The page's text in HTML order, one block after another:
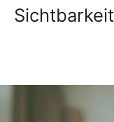
Sichtbarkeit